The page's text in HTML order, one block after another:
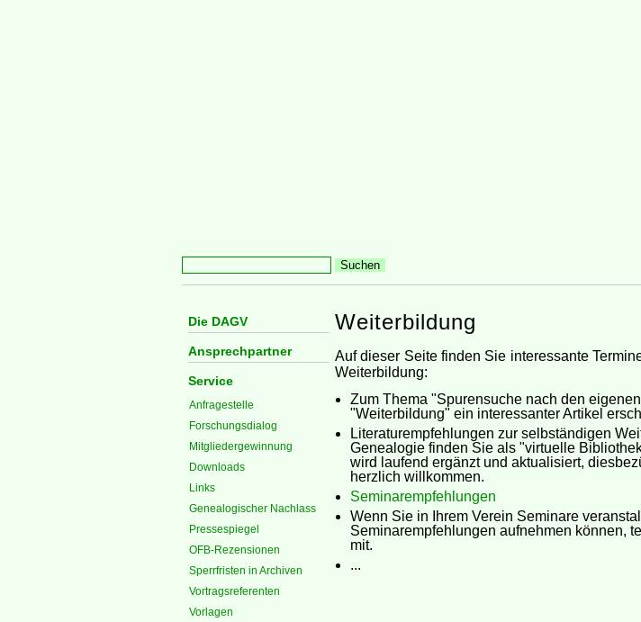
Die DAGV
Ansprechpartner
Service
Anfragestelle
Forschungsdialog
Mitgliedergewinnung
Downloads
Links
Genealogischer Nachlass
Pressespiegel
OFB-Rezensionen
Sperrfristen in Archiven
Vortragsreferenten
Vorlagen
Weiterbildung
Auf dieser Seite finden Sie interessante
Weiterbildung:
Zum Thema "Spurensuche nach den
"Weiterbildung" ein interessanter Artikel
Literaturempfehlungen zur selbständigen
Genealogie finden Sie als "virtuelle
wird laufend ergänzt und aktualisiert,
herzlich willkommen.
Seminarempfehlungen
Wenn Sie in Ihrem Verein Seminare
Seminarempfehlungen aufnehmen können,
mit.
...